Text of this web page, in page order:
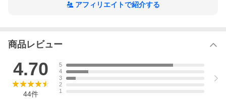
アフィリエイトで紹介する
商品レビュー
4.70
44件
5
4
3
2
1